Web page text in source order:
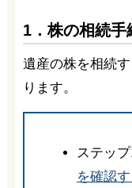
1．株の相続
遺産の株を相続
ります。
ステップ
を確認